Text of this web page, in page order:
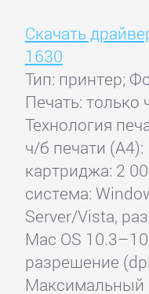
Скачать
1630
Тип: принтер;
Печать: только
Технология
ч/б печати
картриджа: 2
система:
Server/Vista,
Mac OS
разрешение
Максимальный